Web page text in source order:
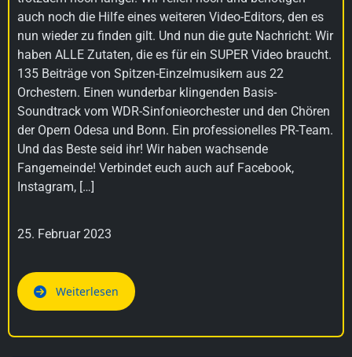
auch noch die Hilfe eines weiteren Video-Editors, den es
nun wieder zu finden gilt. Und nun die gute Nachricht: Wir
haben ALLE Zutaten, die es für ein SUPER Video braucht.
135 Beiträge von Spitzen-Einzelmusikern aus 22
Orchestern. Einen wunderbar klingenden Basis-
Soundtrack vom WDR-Sinfonieorchester und den Chören
der Opern Odesa und Bonn. Ein professionelles PR-Team.
Und das Beste seid ihr! Wir haben wachsende
Fangemeinde! Verbindet euch auch auf Facebook,
Instagram, […]
25. Februar 2023
Weiterlesen